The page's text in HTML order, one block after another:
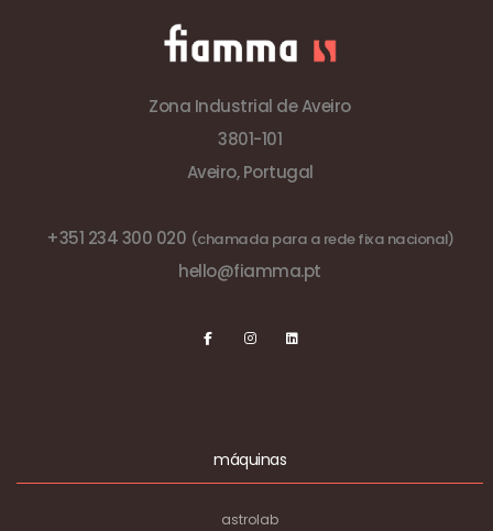
Zona Industrial de Aveiro
3801-101
Aveiro, Portugal
+351 234 300 020 (chamada para a rede fixa nacional)
hello@fiamma.pt
máquinas
astrolab